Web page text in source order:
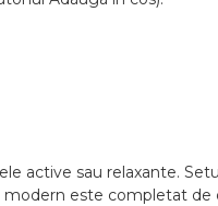
active sau relaxante.
este completat de